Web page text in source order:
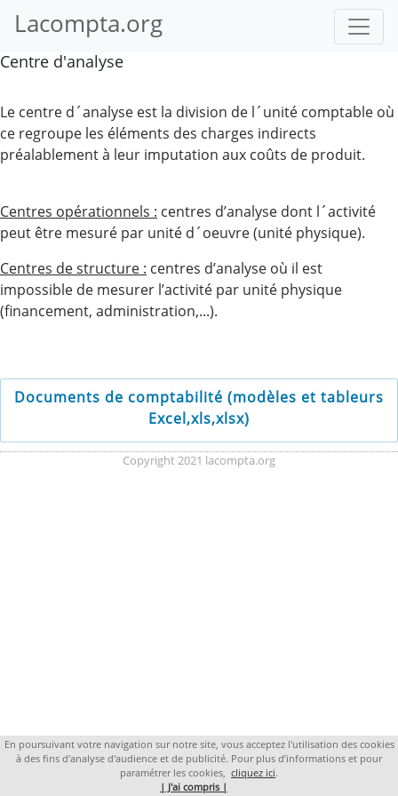
Lacompta.org
Centre d'analyse
Le centre d´analyse est la division de l´unité comptable où
ce regroupe les éléments des charges indirects
préalablement à leur imputation aux coûts de produit.
Centres opérationnels : centres d’analyse dont l´activité
peut être mesuré par unité d´oeuvre (unité physique).
Centres de structure : centres d’analyse où il est
impossible de mesurer l’activité par unité physique
(financement, administration,...).
Documents de comptabilité (modèles et tableurs
Excel,xls,xlsx)
Copyright 2021 lacompta.org
En poursuivant votre navigation sur notre site, vous acceptez l'utilisation des cookies
à des fins d'analyse d'audience et de publicité. Pour plus d’informations et pour
paramétrer les cookies, cliquez ici.
| J'ai compris |